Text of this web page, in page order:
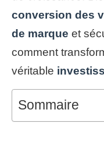
conversion des
de marque et
comment
véritable
Sommaire